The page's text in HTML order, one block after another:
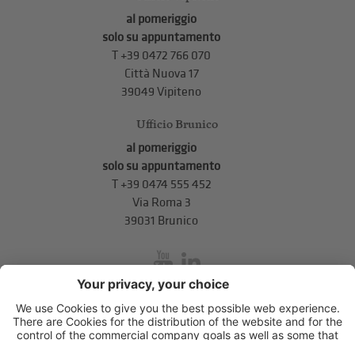
al pomeriggio
solo su appuntamento
T +39 0472 766 070
Città Nuova 17
39049 Vipiteno
Ufficio Brunico
al pomeriggio
solo su appuntamento
T+39 0474 555 452
Via Roma 3
39031 Brunico
inService
Via di Mezzo ai Piani 5 ,39100 Bolzano.T+39 0471 310 311.
info@unione-bz.it